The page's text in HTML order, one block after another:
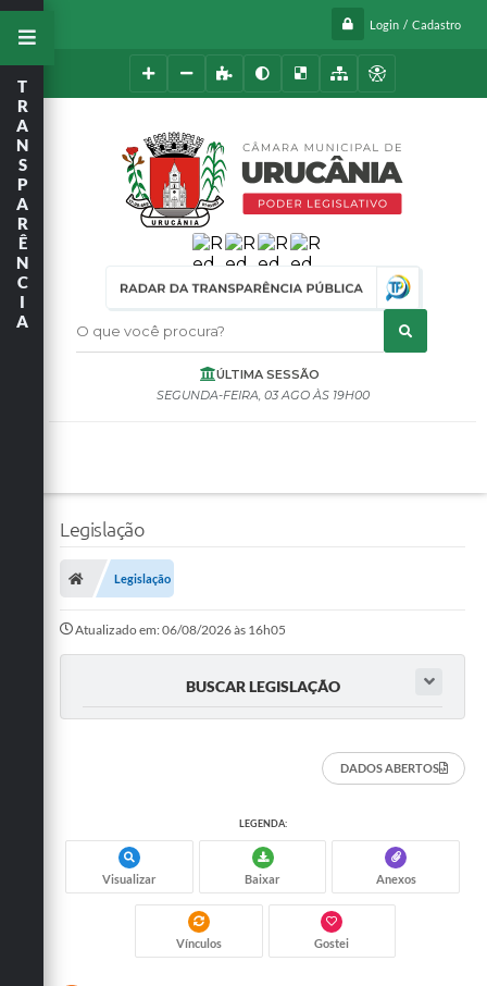
Login / Cadastro
O que você procura?
ÚLTIMA SESSÃO
SEGUNDA-FEIRA 03 AGO 19H00
T
R
A
N
S
P
A
R
Ê
N
C
I
A
Legislação
Legislação
Atualizado em: 06/08/2026 às 16h05
BUSCAR LEGISLAÇÃO
DADOS ABERTOS
LEGENDA:
Visualizar Baixar Anexos
Vínculos Gostei